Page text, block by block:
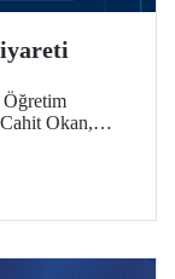
Okan,
gelen